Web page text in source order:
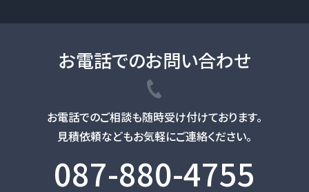
お電話でのお問い合わせ
お電話でのご相談も随時受け付けております。
見積依頼などもお気軽にご連絡ください。
087-880-4755